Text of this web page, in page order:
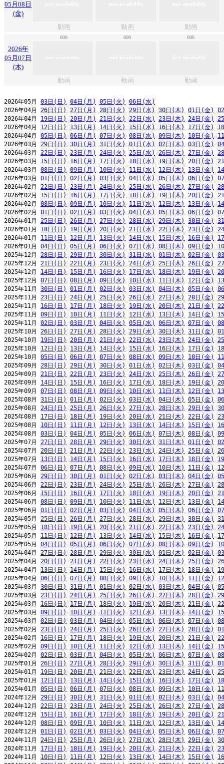
05月08日
(金)
動画
動画 動画
000 000 000
2026年
05月07日
(木)
動画
動画 動画
2026年05月 03日(日) 04日(月) 05日(火)
06日(水)
2026年04月 26日(日) 27日(月) 28日(火) 29日(水) 30日(木) 01日(金)
2026年04月 19日(日) 20日(月) 21日(火) 22日(水) 23日(木) 24日(金)
2026年04月 12日(日) 13日(月) 14日(火) 15日(水) 16日(木) 17日(金)
2026年04月 05日(日) 06日(月) 07日(火) 08日(水) 09日(木) 10日(金)
2026年03月 29日(日) 30日(月) 31日(火) 01日(水) 02日(木) 03日(金)
2026年03月 22日(日) 23日(月) 24日(火) 25日(水) 26日(木) 27日(金)
2026年03月 15日(日) 16日(月) 17日(火) 18日(水) 19日(木) 20日(金)
2026年03月 08日(日) 09日(月) 10日(火) 11日(水) 12日(木) 13日(金)
2026年03月 01日(日) 02日(月) 03日(火) 04日(水) 05日(木) 06日(金)
2026年02月 22日(日) 23日(月) 24日(火) 25日(水) 26日(木) 27日(金)
2026年02月 15日(日) 16日(月) 17日(火) 18日(水) 19日(木) 20日(金)
2026年02月 08日(日) 09日(月) 10日(火) 11日(水) 12日(木) 13日(金)
2026年02月 01日(日) 02日(月) 03日(火) 04日(水) 05日(木) 06日(金)
2026年01月 25日(日) 26日(月) 27日(火) 28日(水) 29日(木) 30日(金)
2026年01月 18日(日) 19日(月) 20日(火) 21日(水) 22日(木) 23日(金)
2026年01月 11日(日) 12日(月) 13日(火) 14日(水) 15日(木) 16日(金)
2026年01月 04日(日) 05日(月) 06日(火) 07日(水) 08日(木) 09日(金)
2025年12月 28日(日) 29日(月) 30日(火) 31日(水) 01日(木) 02日(金)
2025年12月 21日(日) 22日(月) 23日(火) 24日(水) 25日(木) 26日(金)
2025年12月 14日(日) 15日(月) 16日(火) 17日(水) 18日(木) 19日(金)
2025年12月 07日(日) 08日(月) 09日(火) 10日(水) 11日(木) 12日(金)
2025年11月 30日(日) 01日(月) 02日(火) 03日(水) 04日(木) 05日(金)
2025年11月 23日(日) 24日(月) 25日(火) 26日(水) 27日(木) 28日(金)
2025年11月 16日(日) 17日(月) 18日(火) 19日(水) 20日(木) 21日(金)
2025年11月 09日(日) 10日(月) 11日(火) 12日(水) 13日(木) 14日(金)
2025年11月 02日(日) 03日(月) 04日(火) 05日(水) 06日(木) 07日(金)
2025年10月 26日(日) 27日(月) 28日(火) 29日(水) 30日(木) 31日(金)
2025年10月 19日(日) 20日(月) 21日(火) 22日(水) 23日(木) 24日(金)
2025年10月 12日(日) 13日(月) 14日(火) 15日(水) 16日(木) 17日(金)
2025年10月 05日(日) 06日(月) 07日(火) 08日(水) 09日(木) 10日(金)
2025年09月 28日(日) 29日(月) 30日(火) 01日(水) 02日(木) 03日(金)
2025年09月 21日(日) 22日(月) 23日(火) 24日(水) 25日(木) 26日(金)
2025年09月 14日(日) 15日(月) 16日(火) 17日(水) 18日(木) 19日(金)
2025年09月 07日(日) 08日(月) 09日(火) 10日(水) 11日(木) 12日(金)
2025年08月 31日(日) 01日(月) 02日(火) 03日(水) 04日(木) 05日(金)
2025年08月 24日(日) 25日(月) 26日(火) 27日(水) 28日(木) 29日(金)
2025年08月 17日(日) 18日(月) 19日(火) 20日(水) 21日(木) 22日(金)
2025年08月 10日(日) 11日(月) 12日(火) 13日(水) 14日(木) 15日(金)
2025年08月 03日(日) 04日(月) 05日(火) 06日(水) 07日(木) 08日(金)
2025年07月 27日(日) 28日(月) 29日(火) 30日(水) 31日(木) 01日(金)
2025年07月 20日(日) 21日(月) 22日(火) 23日(水) 24日(木) 25日(金)
2025年07月 13日(日) 14日(月) 15日(火) 16日(水) 17日(木) 18日(金)
2025年07月 06日(日) 07日(月) 08日(火) 09日(水) 10日(木) 11日(金)
2025年06月 29日(日) 30日(月) 01日(火) 02日(水) 03日(木) 04日(金)
2025年06月 22日(日) 23日(月) 24日(火) 25日(水) 26日(木) 27日(金)
2025年06月 15日(日) 16日(月) 17日(火) 18日(水) 19日(木) 20日(金)
2025年06月 08日(日) 09日(月) 10日(火) 11日(水) 12日(木) 13日(金)
2025年06月 01日(日) 02日(月) 03日(火) 04日(水) 05日(木) 06日(金)
2025年05月 25日(日) 26日(月) 27日(火) 28日(水) 29日(木) 30日(金)
2025年05月 18日(日) 19日(月) 20日(火) 21日(水) 22日(木) 23日(金)
2025年05月 11日(日) 12日(月) 13日(火) 14日(水) 15日(木) 16日(金)
2025年05月 04日(日) 05日(月) 06日(火) 07日(水) 08日(木) 09日(金)
2025年04月 27日(日) 28日(月) 29日(火) 30日(水) 01日(木) 02日(金)
2025年04月 20日(日) 21日(月) 22日(火) 23日(水) 24日(木) 25日(金)
2025年04月 13日(日) 14日(月) 15日(火) 16日(水) 17日(木) 18日(金)
2025年04月 06日(日) 07日(月) 08日(火) 09日(水) 10日(木) 11日(金)
2025年03月 30日(日) 31日(月) 01日(火) 02日(水) 03日(木) 04日(金)
2025年03月 23日(日) 24日(月) 25日(火) 26日(水) 27日(木) 28日(金)
2025年03月 16日(日) 17日(月) 18日(火) 19日(水) 20日(木) 21日(金)
2025年03月 09日(日) 10日(月) 11日(火) 12日(水) 13日(木) 14日(金)
2025年03月 02日(日) 03日(月) 04日(火) 05日(水) 06日(木) 07日(金)
2025年02月 23日(日) 24日(月) 25日(火) 26日(水) 27日(木) 28日(金)
2025年02月 16日(日) 17日(月) 18日(火) 19日(水) 20日(木) 21日(金)
2025年02月 09日(日) 10日(月) 11日(火) 12日(水) 13日(木) 14日(金)
2025年02月 02日(日) 03日(月) 04日(火) 05日(水) 06日(木) 07日(金)
2025年01月 26日(日) 27日(月) 28日(火) 29日(水) 30日(木) 31日(金)
2025年01月 19日(日) 20日(月) 21日(火) 22日(水) 23日(木) 24日(金)
2025年01月 12日(日) 13日(月) 14日(火) 15日(水) 16日(木) 17日(金)
2025年01月 05日(日) 06日(月) 07日(火) 08日(水) 09日(木) 10日(金)
2024年12月 29日(日) 30日(月) 31日(火) 01日(水) 02日(木) 03日(金)
2024年12月 22日(日) 23日(月) 24日(火) 25日(水) 26日(木) 27日(金)
2024年12月 15日(日) 16日(月) 17日(火) 18日(水) 19日(木) 20日(金)
2024年12月 08日(日) 09日(月) 10日(火) 11日(水) 12日(木) 13日(金)
2024年12月 01日(日) 02日(月) 03日(火) 04日(水) 05日(木) 06日(金)
2024年11月 24日(日) 25日(月) 26日(火) 27日(水) 28日(木) 29日(金)
2024年11月 17日(日) 18日(月) 19日(火) 20日(水) 21日(木) 22日(金)
2024年11月 10日(日) 11日(月) 12日(火) 13日(水) 14日(木) 15日(金)